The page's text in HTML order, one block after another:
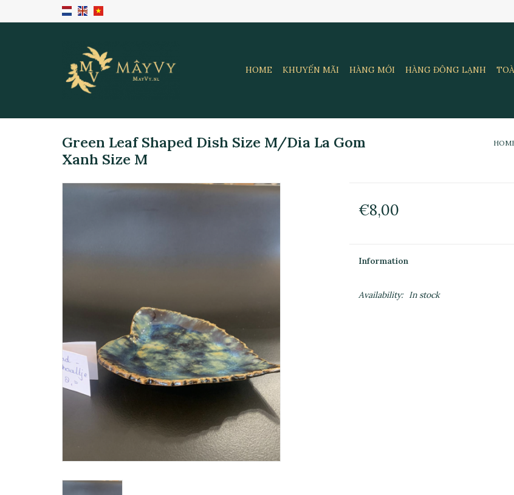
HOME KHUYẾN MÃI HÀNG MỚI HÀNG ĐÔNG LẠNH
Green Leaf Shaped Dish Size M/Dia La Gom
Xanh Size M
€8,00
Information
Availability: In stock